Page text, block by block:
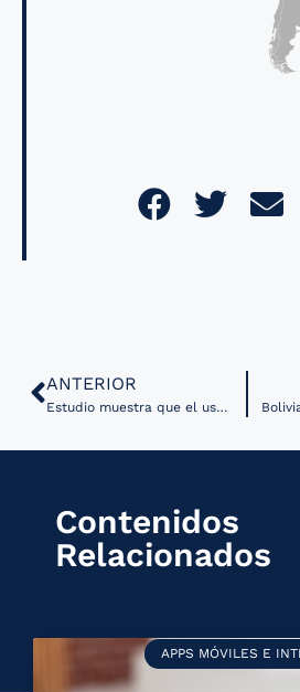
ANTERIOR
Estudio muestra que el uso de IA puede reducir tiempo de documentación y mejora el bienestar de los profesionales médicos
Contenidos
Relacionados
APPS MÓVILES E